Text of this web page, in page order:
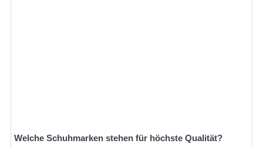
Welche Schuhmarken stehen für höchste Qualität?